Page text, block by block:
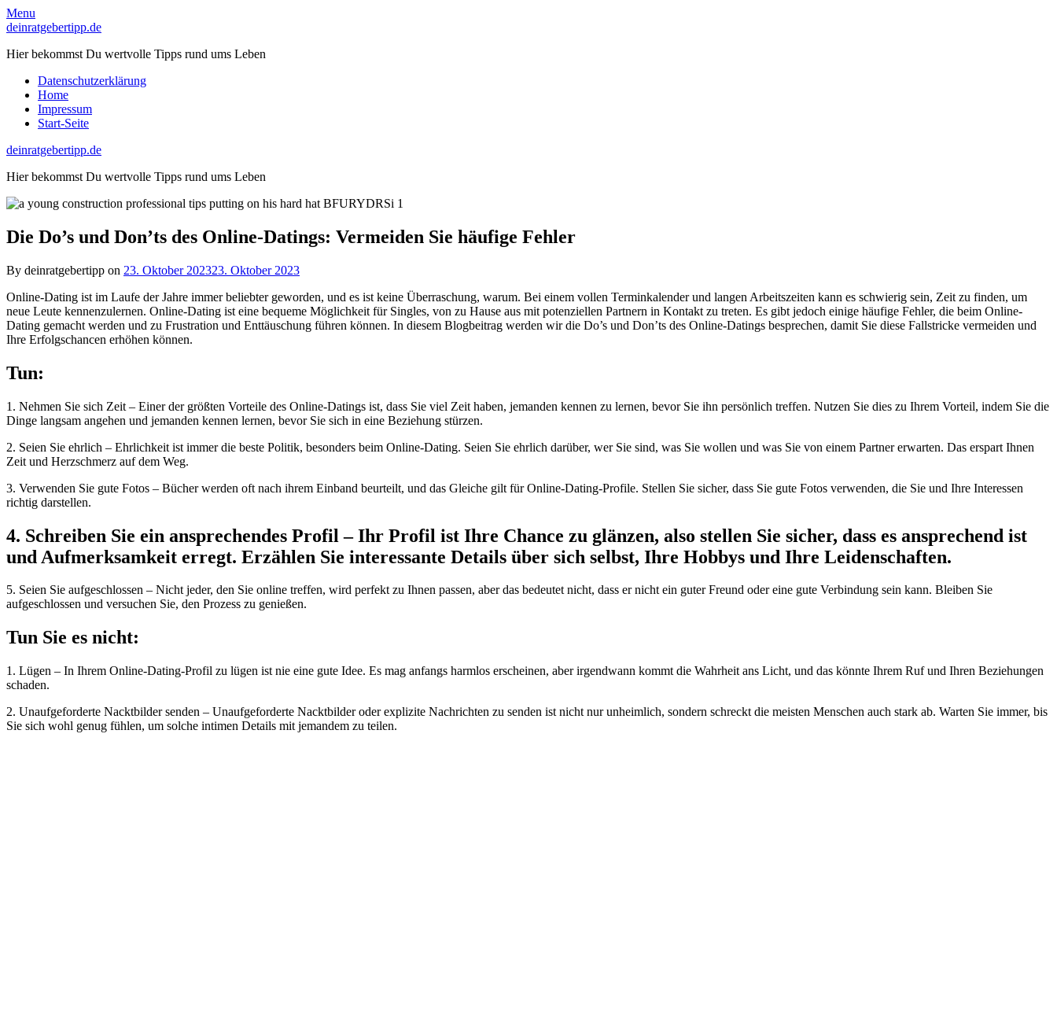
Skip
to
Menu
deinratgebertipp.de
Hier bekommst Du wertvolle Tipps rund ums Leben
Datenschutzerklärung
Home
Impressum
Start-Seite
deinratgebertipp.de
Hier bekommst Du wertvolle Tipps rund ums Leben
Die Do’s und Don’ts des Online-Datings: Vermeiden Sie häufige Fehler
By deinratgebertipp on 23. Oktober 202323. Oktober 2023
Online-Dating ist im Laufe der Jahre immer beliebter geworden, und es ist keine Überraschung, warum. Bei einem vollen Terminkalender und langen Arbeitszeiten kann es schwierig sein, Zeit zu finden, um
neue Leute kennenzulernen. Online-Dating ist eine bequeme Möglichkeit für Singles, von zu Hause aus mit potenziellen Partnern in Kontakt zu treten. Es gibt jedoch einige häufige Fehler, die beim Online-
Dating gemacht werden und zu Frustration und Enttäuschung führen können. In diesem Blogbeitrag werden wir die Do’s und Don’ts des Online-Datings besprechen, damit Sie diese Fallstricke vermeiden und
Ihre Erfolgschancen erhöhen können.
Tun:
1. Nehmen Sie sich Zeit – Einer der größten Vorteile des Online-Datings ist, dass Sie viel Zeit haben, jemanden kennen zu lernen, bevor Sie ihn persönlich treffen. Nutzen Sie dies zu Ihrem Vorteil, indem Sie die
Dinge langsam angehen und jemanden kennen lernen, bevor Sie sich in eine Beziehung stürzen.
2. Seien Sie ehrlich – Ehrlichkeit ist immer die beste Politik, besonders beim Online-Dating. Seien Sie ehrlich darüber, wer Sie sind, was Sie wollen und was Sie von einem Partner erwarten. Das erspart Ihnen
Zeit und Herzschmerz auf dem Weg.
3. Verwenden Sie gute Fotos – Bücher werden oft nach ihrem Einband beurteilt, und das Gleiche gilt für Online-Dating-Profile. Stellen Sie sicher, dass Sie gute Fotos verwenden, die Sie und Ihre Interessen
richtig darstellen.
4. Schreiben Sie ein ansprechendes Profil – Ihr Profil ist Ihre Chance zu glänzen, also stellen Sie sicher, dass es ansprechend ist
und Aufmerksamkeit erregt. Erzählen Sie interessante Details über sich selbst, Ihre Hobbys und Ihre Leidenschaften.
5. Seien Sie aufgeschlossen – Nicht jeder, den Sie online treffen, wird perfekt zu Ihnen passen, aber das bedeutet nicht, dass er nicht ein guter Freund oder eine gute Verbindung sein kann. Bleiben Sie
aufgeschlossen und versuchen Sie, den Prozess zu genießen.
Tun Sie es nicht:
1. Lügen – In Ihrem Online-Dating-Profil zu lügen ist nie eine gute Idee. Es mag anfangs harmlos erscheinen, aber irgendwann kommt die Wahrheit ans Licht, und das könnte Ihrem Ruf und Ihren Beziehungen
schaden.
2. Unaufgeforderte Nacktbilder senden – Unaufgeforderte Nacktbilder oder explizite Nachrichten zu senden ist nicht nur unheimlich, sondern schreckt die meisten Menschen auch stark ab. Warten Sie immer, bis
Sie sich wohl genug fühlen, um solche intimen Details mit jemandem zu teilen.